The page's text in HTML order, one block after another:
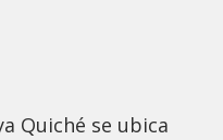
Quiché se ubica